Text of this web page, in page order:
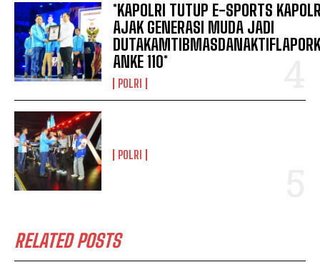
*KAPOLRI TUTUP E-SPORTS
AJAK GENERASI MUDA JADI
ANKE 110*
POLRI
POLRI
RELATED POSTS